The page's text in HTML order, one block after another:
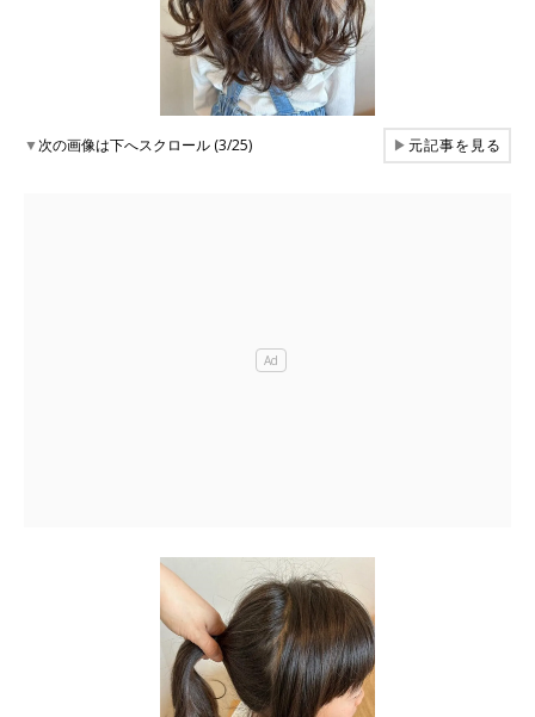
▼次の画像は下へスクロール (3/25) ▶元記事を見る